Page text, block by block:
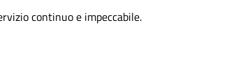
continuo e impeccabile.